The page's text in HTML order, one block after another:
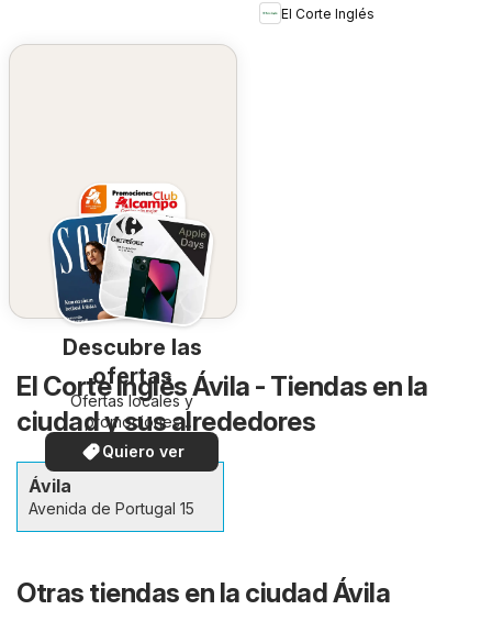
El Corte Inglés
Descubre las
ofertas
Ofertas locales y
promociones
especiales.
Quiero ver
El Corte Inglés Ávila - Tiendas en la
ciudad y sus alrededores
Ávila
Avenida de Portugal 15
Otras tiendas en la ciudad Ávila